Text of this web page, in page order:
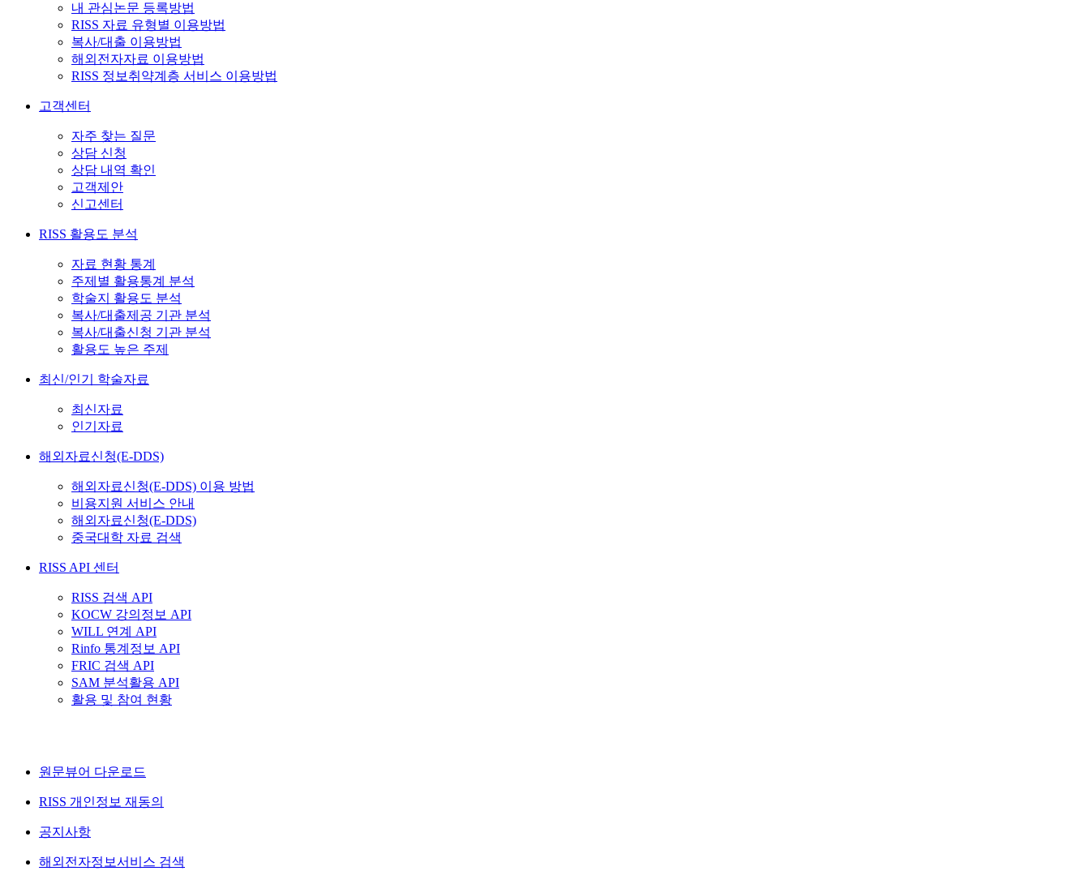
내 관심논문 등록방법
RISS 자료 유형별 이용방법
복사/대출 이용방법
해외전자자료 이용방법
RISS 정보취약계층 서비스 이용방법
고객센터
자주 찾는 질문
상담 신청
상담 내역 확인
고객제안
신고센터
RISS 활용도 분석
자료 현황 통계
주제별 활용통계 분석
학술지 활용도 분석
복사/대출제공 기관 분석
복사/대출신청 기관 분석
활용도 높은 주제
최신/인기 학술자료
최신자료
인기자료
해외자료신청(E-DDS)
해외자료신청(E-DDS) 이용 방법
비용지원 서비스 안내
해외자료신청(E-DDS)
중국대학 자료 검색
RISS API 센터
RISS 검색 API
KOCW 강의정보 API
WILL 연계 API
Rinfo 통계정보 API
FRIC 검색 API
SAM 분석활용 API
활용 및 참여 현황
원문뷰어 다운로드
RISS 개인정보 재동의
공지사항
해외전자정보서비스 검색